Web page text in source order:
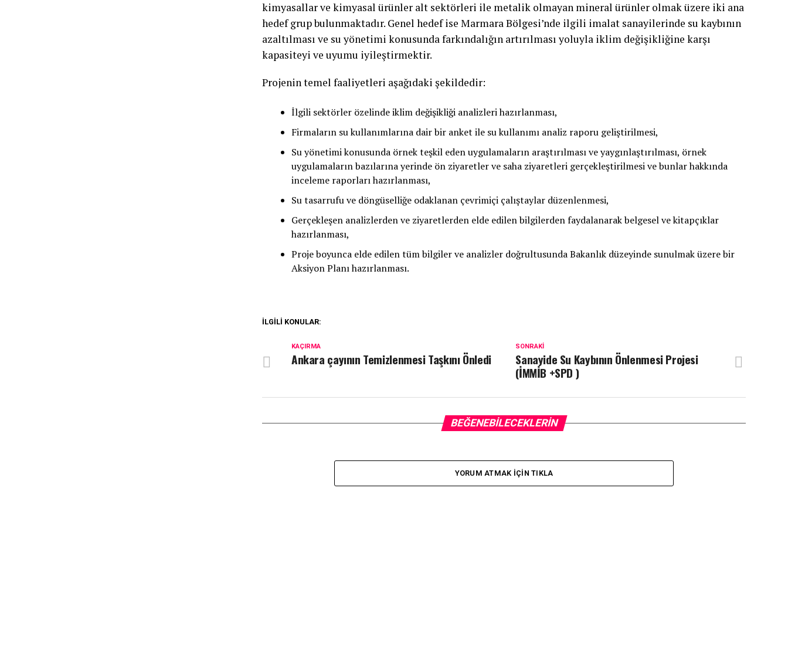
kimyasallar ve kimyasal ürünler alt sektörleri ile metalik olmayan mineral ürünler olmak üzere iki ana
hedef grup bulunmaktadır. Genel hedef ise Marmara Bölgesi’nde ilgili imalat sanayilerinde su kaybının
azaltılması ve su yönetimi konusunda farkındalığın artırılması yoluyla iklim değişikliğine karşı
kapasiteyi ve uyumu iyileştirmektir.
Projenin temel faaliyetleri aşağıdaki şekildedir:
İlgili sektörler özelinde iklim değişikliği analizleri hazırlanması,
Firmaların su kullanımlarına dair bir anket ile su kullanımı analiz raporu geliştirilmesi,
Su yönetimi konusunda örnek teşkil eden uygulamaların araştırılması ve yaygınlaştırılması, örnek
uygulamaların bazılarına yerinde ön ziyaretler ve saha ziyaretleri gerçekleştirilmesi ve bunlar hakkında
inceleme raporları hazırlanması,
Su tasarrufu ve döngüselliğe odaklanan çevrimiçi çalıştaylar düzenlenmesi,
Gerçekleşen analizlerden ve ziyaretlerden elde edilen bilgilerden faydalanarak belgesel ve kitapçıklar
hazırlanması,
Proje boyunca elde edilen tüm bilgiler ve analizler doğrultusunda Bakanlık düzeyinde sunulmak üzere bir
Aksiyon Planı hazırlanması.
İLGILI KONULAR:
SONRAKI
Sanayide Su Kaybının Önlenmesi Projesi
(İMMİB +SPD )
KAÇIRMA
Ankara çayının Temizlenmesi Taşkını Önledi
BEĞENEBILECEKLERIN
YORUM ATMAK IÇIN TIKLA